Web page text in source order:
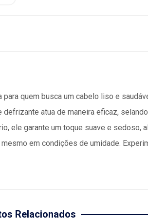
quem busca um cabelo liso e
atua de maneira eficaz,
ele garante um toque suave e sedoso,
em condições de umidade.
Relacionados